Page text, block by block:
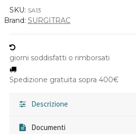
SKU: SA13
Brand: SURGITRAC
giorni soddisfatti o rimborsati
Spedizione gratuita sopra 400€
Descrizione
Documenti